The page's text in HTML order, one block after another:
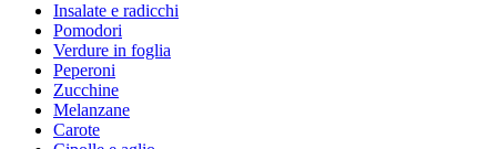
Insalate e radicchi
Pomodori
Verdure in foglia
Peperoni
Zucchine
Melanzane
Carote